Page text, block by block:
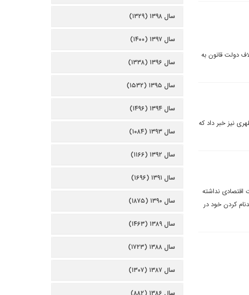
به گزارش سايت ائتلاف دولت قانون به
نیز خبر داد که
اقتصادی نداشته
کردن خود در
سال ۱۳۹۸ (۱۳۲۹)
سال ۱۳۹۷ (۱۴۰۰)
سال ۱۳۹۶ (۱۳۳۸)
سال ۱۳۹۵ (۱۵۳۲)
سال ۱۳۹۴ (۱۴۹۶)
سال ۱۳۹۳ (۱۰۸۴)
سال ۱۳۹۲ (۱۱۶۶)
سال ۱۳۹۱ (۱۶۹۶)
سال ۱۳۹۰ (۱۸۷۵)
سال ۱۳۸۹ (۱۴۶۳)
سال ۱۳۸۸ (۱۷۲۳)
سال ۱۳۸۷ (۱۳۰۷)